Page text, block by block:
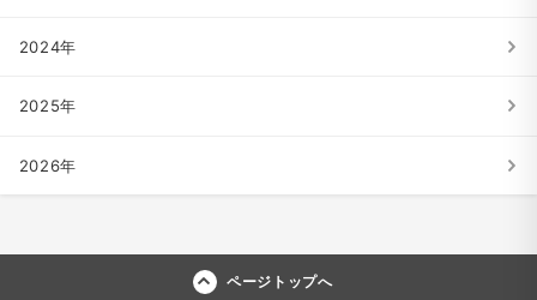
2024年
2025年
2026年
ページトップへ